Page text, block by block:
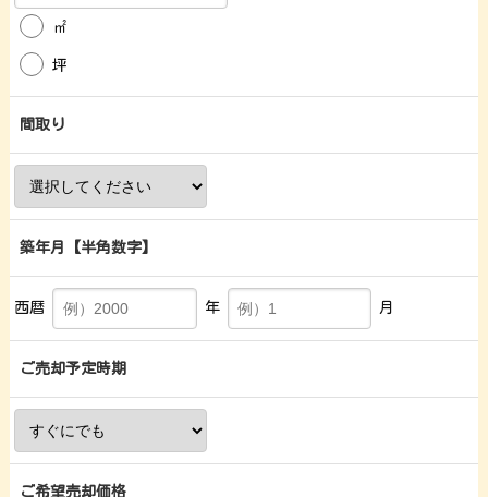
㎡
坪
間取り
築年月 【半角数字】
西暦 年 月
ご売却予定時期
ご希望売却価格